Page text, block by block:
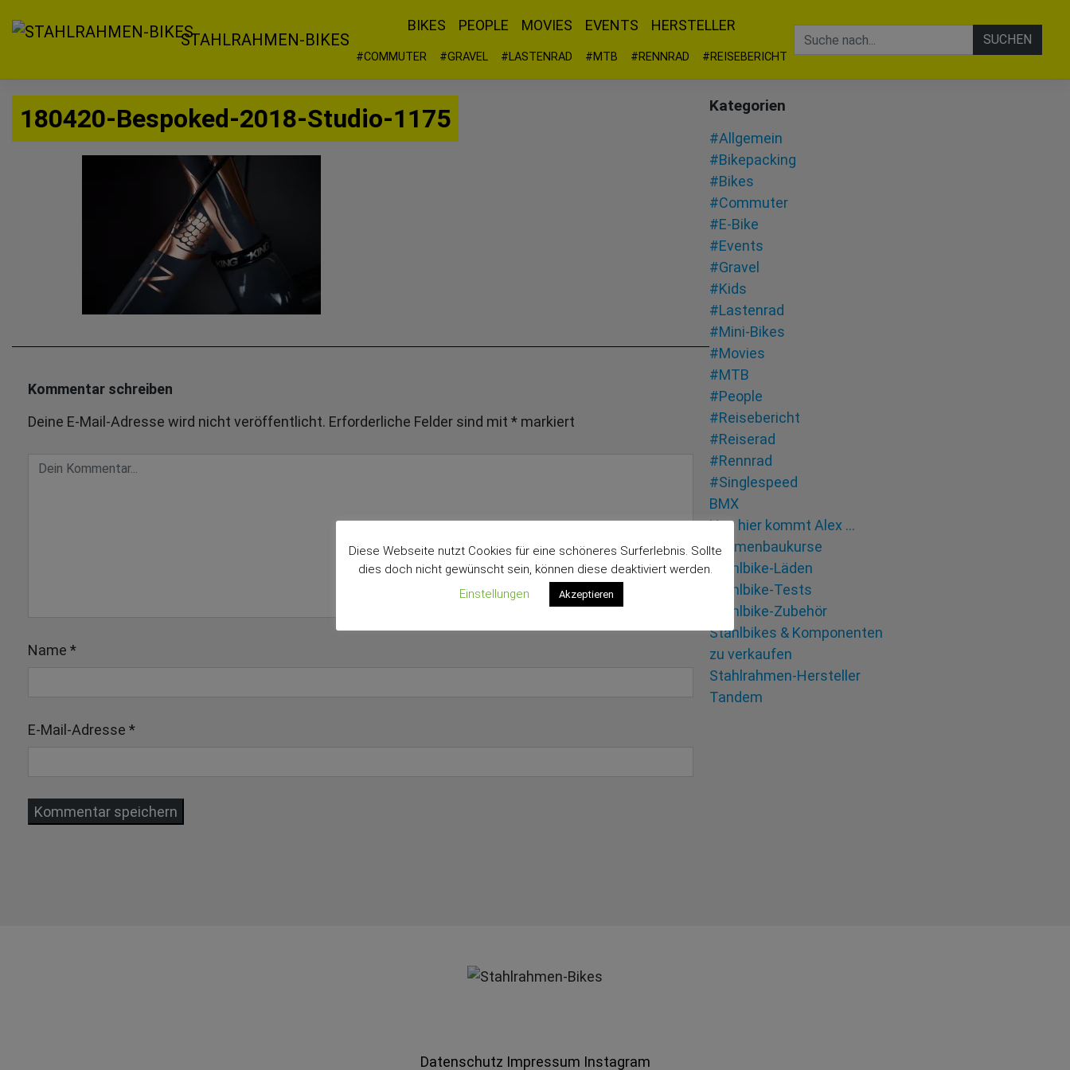
Inhalt
STAHLRAHMEN-BIKES SUCHEN
BIKES PEOPLE MOVIES EVENTS HERSTELLER
#COMMUTER #GRAVEL #LASTENRAD #MTB #RENNRAD #REISEBERICHT
180420-Bespoked-2018-Studio-1175
Kommentar schreiben
Deine E-Mail-Adresse wird nicht veröffentlicht. Erforderliche Felder sind mit * markiert
Name *
E-Mail-Adresse *
Kategorien
#Allgemein
#Bikepacking
#Bikes
#Commuter
#E-Bike
#Events
#Gravel
#Kids
#Lastenrad
#Mini-Bikes
#Movies
#MTB
#People
#Reisebericht
#Reiserad
#Rennrad
#Singlespeed
BMX
Hey hier kommt Alex …
Rahmenbaukurse
Stahlbike-Läden
Stahlbike-Tests
Stahlbike-Zubehör
Stahlbikes & Komponenten
zu verkaufen
Stahlrahmen-Hersteller
Tandem
Datenschutz Impressum Instagram
Diese Webseite nutzt Cookies für eine schöneres Surferlebnis. Sollte
dies doch nicht gewünscht sein, können diese deaktiviert werden.
Einstellungen
Akzeptieren